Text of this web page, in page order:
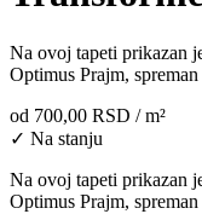
Na ovoj tapeti prikazan
Optimus Prajm,
od 700,00 RSD / m²
✓ Na stanju
Na ovoj tapeti prikazan
Optimus Prajm,